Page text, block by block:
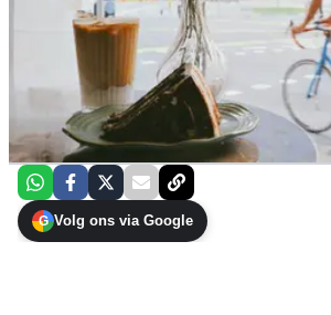
G Volg ons via Google